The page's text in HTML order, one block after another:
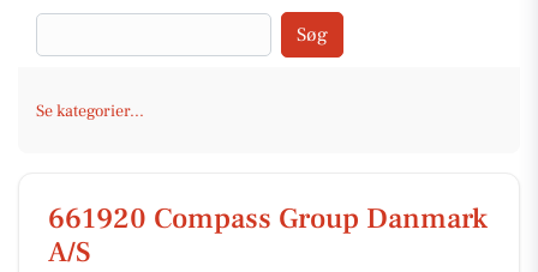
Søg
Se kategorier...
661920 Compass Group Danmark
A/S